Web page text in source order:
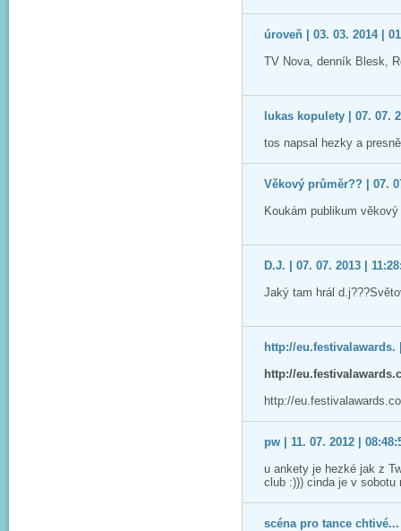
úroveň | 03. 03. 2014 |
TV Nova, denník Blesk,
lukas kopulety | 07. 07.
tos napsal hezky a presně
Věkový průměr?? | 07.
Koukám publikum
D.J. | 07. 07. 2013 |
Jaký tam hrál
http://eu.festivalawards.
http://
http://
pw | 11. 07. 2012 |
u ankety je hezké jak z
club :))) cinda je v sobotu
scéna pro tance chtivé...